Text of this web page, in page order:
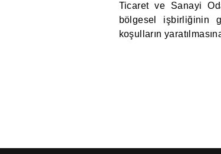
Ticaret ve Sanayi
bölgesel işbirliğinin
koşulların